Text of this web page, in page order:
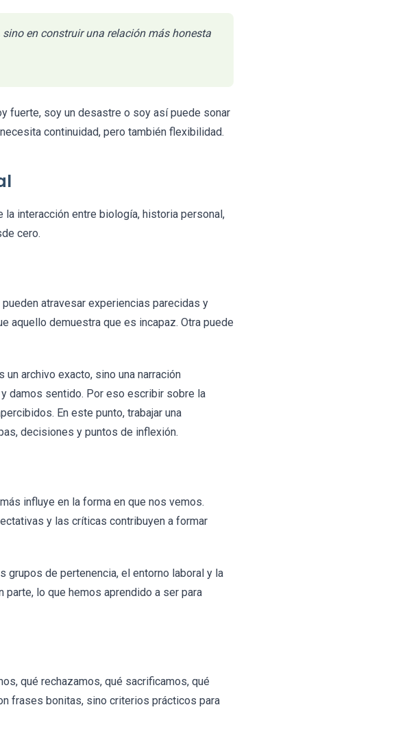
en construir una relación más honesta
fuerte, soy un desastre o soy así puede sonar
continuidad, pero también flexibilidad.
interacción entre biología, historia personal,
cero.
atravesar experiencias parecidas y
aquello demuestra que es incapaz. Otra puede
un archivo exacto, sino una narración
damos sentido. Por eso escribir sobre la
En este punto, trabajar una
decisiones y puntos de inflexión.
influye en la forma en que nos vemos.
y las críticas contribuyen a formar
grupos de pertenencia, el entorno laboral y la
lo que hemos aprendido a ser para
qué rechazamos, qué sacrificamos, qué
frases bonitas, sino criterios prácticos para